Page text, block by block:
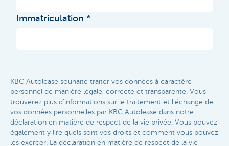
Immatriculation
KBC Autolease souhaite traiter vos données à caractère
personnel de manière légale, correcte et transparente. Vous
trouverez plus d'informations sur le traitement et l'échange de
vos données personnelles par KBC Autolease dans notre
déclaration en matière de respect de la vie privée. Vous pouvez
également y lire quels sont vos droits et comment vous pouvez
les exercer. La déclaration en matière de respect de la vie